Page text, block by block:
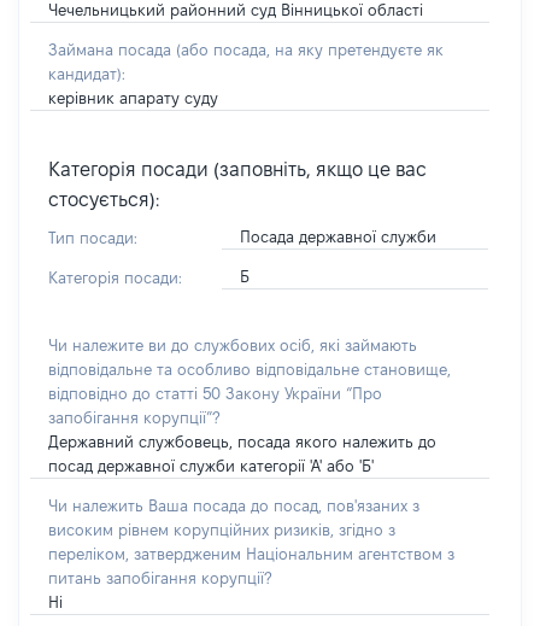
Чечельницький районний суд Вінницької області
Займана посада (або посада, на яку претендуєте як
кандидат):
керівник апарату суду
Категорія посади (заповніть, якщо це вас
стосується):
Тип посади: Посада державної служби
Категорія посади: Б
Чи належите ви до службових осіб, які займають
відповідальне та особливо відповідальне становище,
відповідно до статті 50 Закону України “Про
запобігання корупції”?
Державний службовець, посада якого належить до
посад державної служби категорії 'А' або 'Б'
Чи належить Ваша посада до посад, пов'язаних з
високим рівнем корупційних ризиків, згідно з
переліком, затвердженим Національним агентством з
питань запобігання корупції?
Ні